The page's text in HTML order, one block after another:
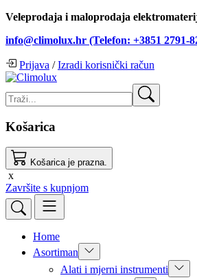
Veleprodaja i maloprodaja
info@climolux.hr (Telefon: +3851 2791-
Prijava /Izradi korisnički račun
Košarica
Košarica je prazna.
x
Završite s kupnjom
Home
Asortiman
Alati i mjerni instrumenti